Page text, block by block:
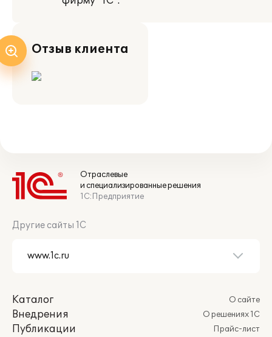
Отзыв клиента
Отраслевые
и специализированные решения
1С:Предприятие
Другие сайты 1С
Каталог
Внедрения
Публикации
О сайте
О решениях 1С
Прайс-лист